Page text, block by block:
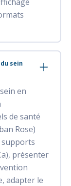
sein
en
de santé
Rose)
présenter
adapter le